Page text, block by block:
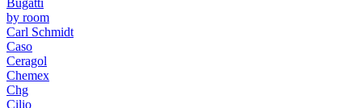
Bugatti
by room
Carl Schmidt
Caso
Ceragol
Chemex
Chg
Cilio